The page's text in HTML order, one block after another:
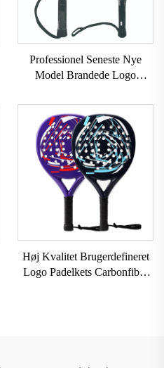
Professionel Seneste Nye
Model Brandede Logo
Padelketsje
Høj Kvalitet Brugerdefineret
Logo Padelkets Carbonfiber